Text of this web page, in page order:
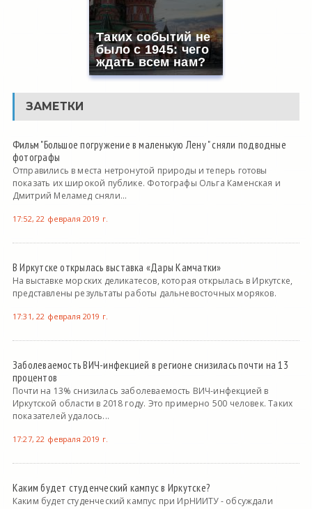
Таких событий не
было с 1945: чего
ждать всем нам?
ЗАМЕТКИ
Фильм "Большое погружение в маленькую Лену " сняли подводные
фотографы
Отправились в места нетронутой природы и теперь готовы
показать их широкой публике. Фотографы Ольга Каменская и
Дмитрий Меламед сняли...
17:52, 22 февраля 2019 г.
В Иркутске открылась выставка «Дары Камчатки»
На выставке морских деликатесов, которая открылась в Иркутске,
представлены результаты работы дальневосточных моряков.
17:31, 22 февраля 2019 г.
Заболеваемость ВИЧ-инфекцией в регионе снизилась почти на 13
процентов
Почти на 13% снизилась заболеваемость ВИЧ-инфекцией в
Иркутской области в 2018 году. Это примерно 500 человек. Таких
показателей удалось...
17:27, 22 февраля 2019 г.
Каким будет студенческий кампус в Иркутске?
Каким будет студенческий кампус при ИрНИИТУ - обсуждали